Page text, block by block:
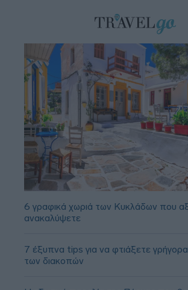
6 γραφικά χωριά των Κυκλάδων που
ανακαλύψετε
7 έξυπνα tips για να φτιάξετε
των διακοπών